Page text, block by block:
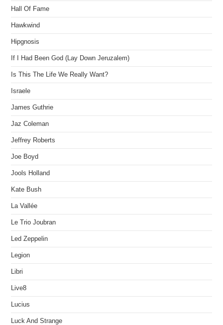
Hall Of Fame
Hawkwind
Hipgnosis
If I Had Been God (Lay Down Jeruzalem)
Is This The Life We Really Want?
Israele
James Guthrie
Jaz Coleman
Jeffrey Roberts
Joe Boyd
Jools Holland
Kate Bush
La Vallée
Le Trio Joubran
Led Zeppelin
Legion
Libri
Live8
Lucius
Luck And Strange